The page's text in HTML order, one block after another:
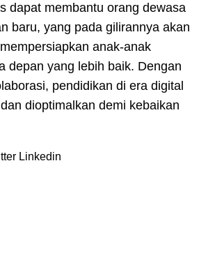
dapat membantu orang dewasa
baru, yang pada gilirannya akan
anak-anak
depan yang lebih baik. Dengan
pendidikan di era digital
dioptimalkan demi kebaikan
Linkedin